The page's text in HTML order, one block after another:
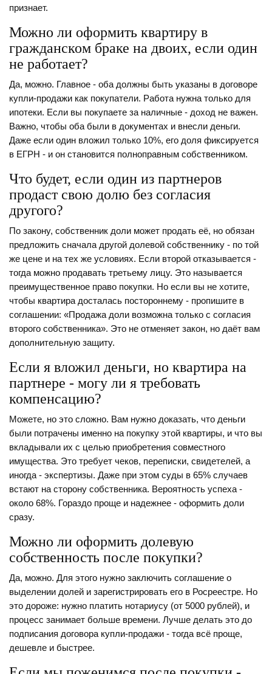
признает.
Можно ли оформить квартиру в
гражданском браке на двоих, если один
не работает?
Да, можно. Главное - оба должны быть указаны в договоре
купли-продажи как покупатели. Работа нужна только для
ипотеки. Если вы покупаете за наличные - доход не важен.
Важно, чтобы оба были в документах и внесли деньги.
Даже если один вложил только 10%, его доля фиксируется
в ЕГРН - и он становится полноправным собственником.
Что будет, если один из партнеров
продаст свою долю без согласия
другого?
По закону, собственник доли может продать её, но обязан
предложить сначала другой долевой собственнику - по той
же цене и на тех же условиях. Если второй отказывается -
тогда можно продавать третьему лицу. Это называется
преимущественное право покупки. Но если вы не хотите,
чтобы квартира досталась постороннему - пропишите в
соглашении: «Продажа доли возможна только с согласия
второго собственника». Это не отменяет закон, но даёт вам
дополнительную защиту.
Если я вложил деньги, но квартира на
партнере - могу ли я требовать
компенсацию?
Можете, но это сложно. Вам нужно доказать, что деньги
были потрачены именно на покупку этой квартиры, и что вы
вкладывали их с целью приобретения совместного
имущества. Это требует чеков, переписки, свидетелей, а
иногда - экспертизы. Даже при этом суды в 65% случаев
встают на сторону собственника. Вероятность успеха -
около 68%. Гораздо проще и надежнее - оформить доли
сразу.
Можно ли оформить долевую
собственность после покупки?
Да, можно. Для этого нужно заключить соглашение о
выделении долей и зарегистрировать его в Росреестре. Но
это дороже: нужно платить нотариусу (от 5000 рублей), и
процесс занимает больше времени. Лучше делать это до
подписания договора купли-продажи - тогда всё проще,
дешевле и быстрее.